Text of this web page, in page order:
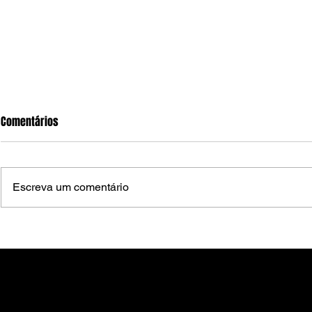
Pernambuco Meu País abre
Comentários
Escreva um comentário